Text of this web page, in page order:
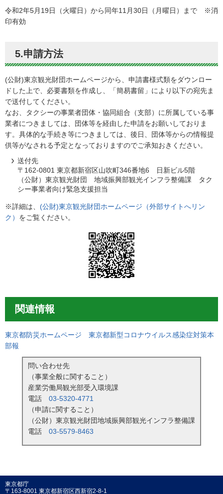
令和2年5月19日（火曜日）から同年11月30日（月曜日）まで ※消
印有効
5.申請方法
(公財)東京観光財団ホームページから、申請書様式類をダウンロー
ドした上で、必要書類を作成し、「簡易書留」により以下の宛先ま
で送付してください。
なお、タクシーの事業者団体・協同組合（支部）に所属している事
業者につきましては、団体等を経由した申請をお願いしておりま
す。具体的な手続き等につきましては、後日、団体等からの情報提
供等がなされる予定となっておりますのでご承知おきください。
送付先
〒162-0801 東京都新宿区山吹町346番地6 日新ビル5階
（公財）東京観光財団 地域振興部観光インフラ整備課 タク
シー事業者向け緊急支援担当
※詳細は、 (公財)東京観光財団ホームページ（外部サイトへリン
ク） をご覧ください。
関連情報
東京都防災ホームページ 東京都新型コロナウイルス感染症対策本
部報
問い合わせ先
（事業全般に関すること）
産業労働局観光部受入環境課
電話 03-5320-4771
（申請に関すること）
（公財）東京観光財団地域振興部観光インフラ整備課
電話 03-5579-8463
東京都庁
〒163-8001 東京都新宿区西新宿2-8-1